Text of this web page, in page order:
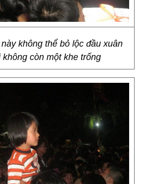
không thể bỏ lộc đầu xuân
không còn một khe trống